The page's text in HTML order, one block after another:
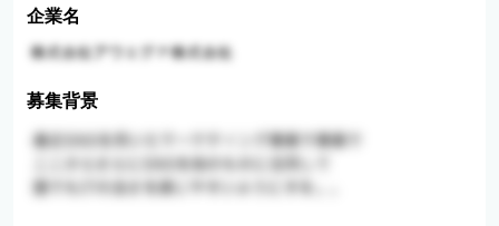
企業名
募集背景